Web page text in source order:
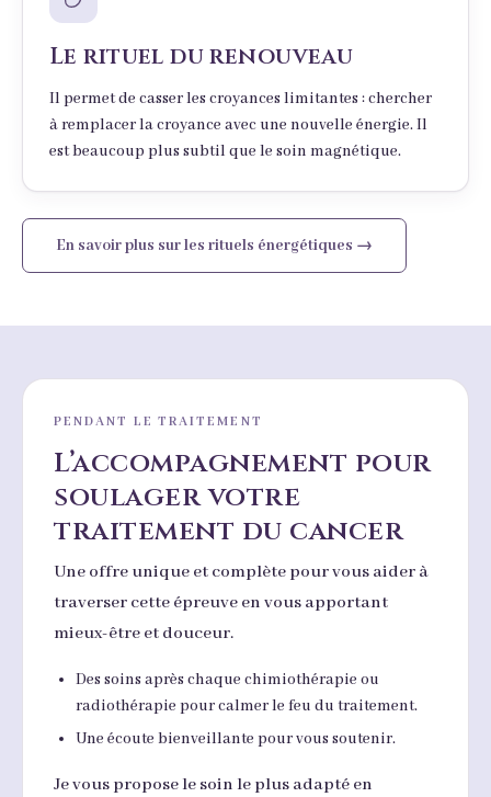
Le rituel du renouveau
Il permet de casser les croyances limitantes : chercher
à remplacer la croyance avec une nouvelle énergie. Il
est beaucoup plus subtil que le soin magnétique.
En savoir plus sur les rituels énergétiques →
PENDANT LE TRAITEMENT
L’accompagnement pour
soulager votre
traitement du cancer
Une offre unique et complète pour vous aider à
traverser cette épreuve en vous apportant
mieux-être et douceur.
Des soins après chaque chimiothérapie ou
radiothérapie pour calmer le feu du traitement.
Une écoute bienveillante pour vous soutenir.
Je vous propose le soin le plus adapté en